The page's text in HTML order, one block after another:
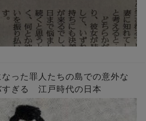
なった罪人たちの島での意外な
すぎる 江戸時代の日本